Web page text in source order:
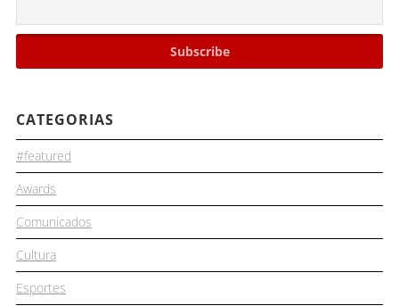
CATEGORIAS
#featured
Awards
Comunicados
Cultura
Esportes